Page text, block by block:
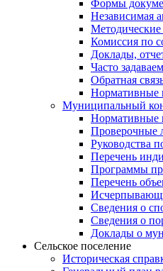
Формы
Независимая
Комиссия по
Доклады,
Часто
Обратная
Нормативные
Муниципальный
Нормативные
Проверочные
Руководства
Перечень
Программы
Перечень
Сведения о
Сведения о
Доклады о
Сельское поселение
Историческая